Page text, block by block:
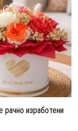
рачно изработени